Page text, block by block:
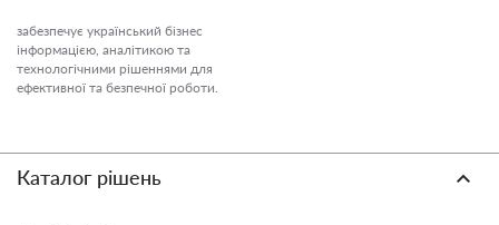
забезпечує український бізнес
інформацією, аналітикою та
технологічними рішеннями для
ефективної та безпечної роботи.
Каталог рішень